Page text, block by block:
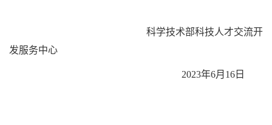
科学技术部科技人才交流开
发服务中心
2023年6月16日